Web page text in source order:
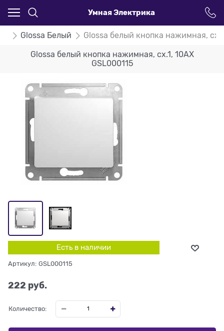
Умная Электрика
Glossa Белый Glossa белый кнопка нажимная,
Glossa белый кнопка нажимная, сх.1, 10АХ
GSL000115
Есть в наличии
Артикул: GSL000115
222 руб.
Количество: